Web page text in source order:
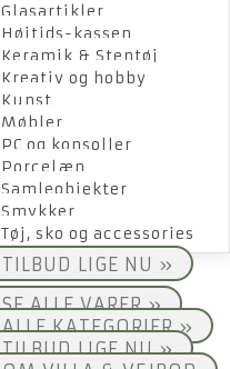
Glasartikler
Højtids-kassen
Keramik & Stentøj
Kreativ og hobby
Kunst
Møbler
PC og konsoller
Porcelæn
Samleobjekter
Smykker
Tøj, sko og accessories
TILBUD LIGE NU »
SE ALLE VARER »
ALLE KATEGORIER »
TILBUD LIGE NU »